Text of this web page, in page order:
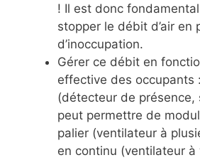
! Il est donc
stopper le débit d’air en
d’inoccupation.
Gérer ce débit en
effective des occupants
(détecteur de présence,
peut permettre de
palier (ventilateur à
en continu (ventilateur